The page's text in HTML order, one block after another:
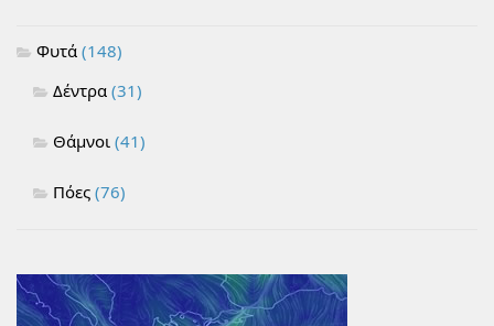
Φυτά (148)
Δέντρα (31)
Θάμνοι (41)
Πόες (76)